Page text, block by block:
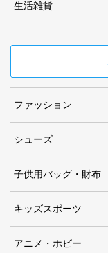
生活雑貨
ファッション
シューズ
子供用バッグ・財布
キッズスポーツ
アニメ・ホビー